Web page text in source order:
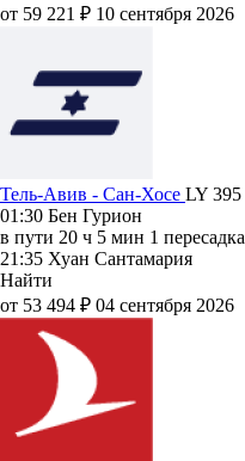
от 59 221 ₽ 10 сентября 2026
Тель-Авив - Сан-Хосе LY 395
01:30 Бен Гурион
в пути 20 ч 5 мин 1 пересадка
21:35 Хуан Сантамария
Найти
от 53 494 ₽ 04 сентября 2026